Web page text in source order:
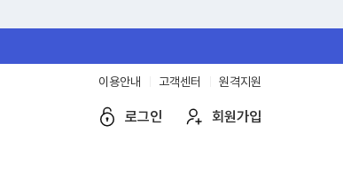
이용안내 고객센터 원격지원
로그인 회원가입